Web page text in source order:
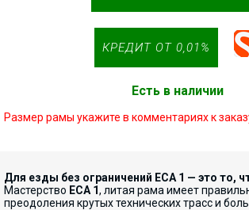
КРЕДИТ ОТ 0,01%
Есть в наличии
Размер рамы укажите в комментариях к
Для езды без ограничений ECA 1 — это то,
Мастерство ECA 1, литая рама имеет
преодоления крутых технических трасс и